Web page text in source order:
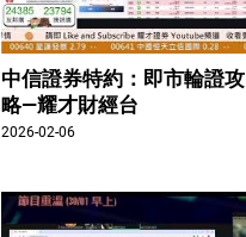
中信證券特約：即市輪證攻
略—耀才財經台
2026-02-06